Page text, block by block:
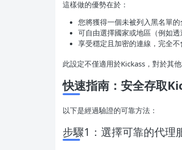
這樣做的優勢在於：
您將獲得一個未被列入黑名單的
可自由選擇國家或地區（例如透
享受穩定且加密的連線，完全不
此設定不僅適用於Kickass，對於其
快速指南：安全存取
以下是經過驗證的可靠方法：
步驟1：選擇可靠的代理